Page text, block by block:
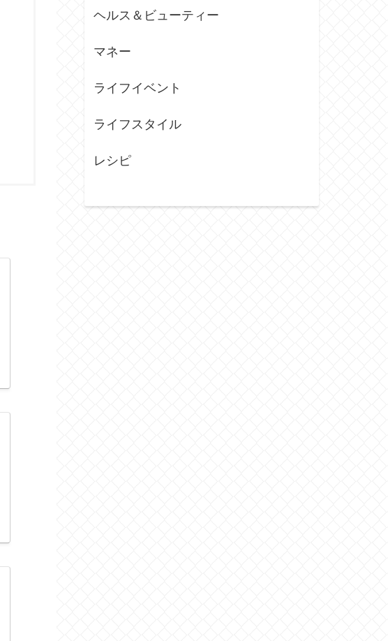
ヘルス＆ビューティー
マネー
ライフイベント
ライフスタイル
レシピ